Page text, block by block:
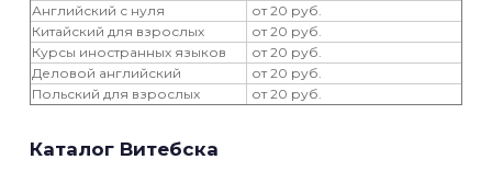
Английский с нуля
от 20 руб.
Китайский для взрослых
от 20 руб.
Курсы иностранных языков
от 20 руб.
Деловой английский
от 20 руб.
Польский для взрослых
от 20 руб.
Каталог Витебска